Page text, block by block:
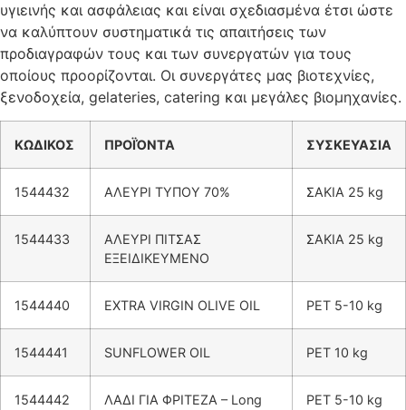
υγιεινής και ασφάλειας και είναι σχεδιασμένα έτσι ώστε
να καλύπτουν συστηματικά τις απαιτήσεις των
προδιαγραφών τους και των συνεργατών για τους
οποίους προορίζονται. Οι συνεργάτες μας βιοτεχνίες,
ξενοδοχεία, gelateries, catering και μεγάλες βιομηχανίες.
KΩΔΙΚΟΣ ΠΡΟΪΌΝΤΑ ΣΥΣΚΕΥΑΣΙΑ
1544432 ΑΛΕΥΡΙ ΤΥΠΟΥ 70% ΣΑΚΙΑ 25 kg
1544433
ΑΛΕΥΡΙ ΠΙΤΣΑΣ
ΕΞΕΙΔΙΚΕΥΜΕΝΟ
ΣΑΚΙΑ 25 kg
1544440 EXTRA VIRGIN OLIVE OIL PET 5-10 kg
1544441 SUNFLOWER OIL PET 10 kg
1544442
ΛΑΔΙ ΓΙΑ ΦΡΙΤΕΖΑ – Long
PET 5-10 kg